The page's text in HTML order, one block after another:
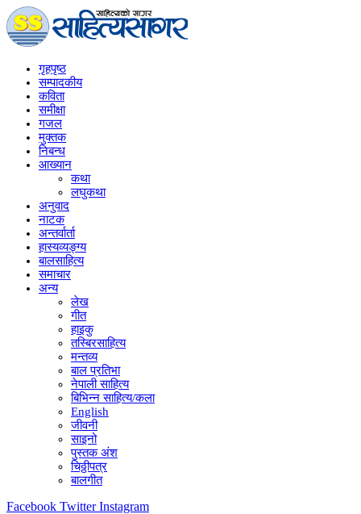
गृहपृष्‍ठ
सम्पादकीय
कविता
समीक्षा
गजल
मुक्तक
निबन्ध
आख्यान
कथा
लघुकथा
अनुवाद
नाटक
अन्तर्वार्ता
हास्यव्यङ्ग्य
बालसाहित्य
समाचार
अन्य
लेख
गीत
हाइकु
तस्बिरसाहित्य
मन्तव्य
बाल प्रतिभा
नेपाली साहित्य
बिभिन्न साहित्य/कला
English
जीवनी
साइनो
पुस्तक अंश
चिठ्ठीपत्र
बालगीत
Facebook Twitter Instagram